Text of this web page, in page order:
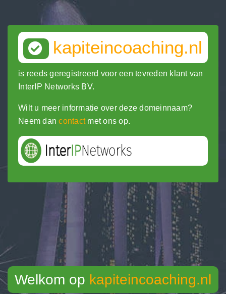
kapiteincoaching.nl
is reeds geregistreerd voor een tevreden klant van
InterIP Networks BV.
Wilt u meer informatie over deze domeinnaam?
Neem dancontactmet ons op.
Welkom op kapiteincoaching.nl